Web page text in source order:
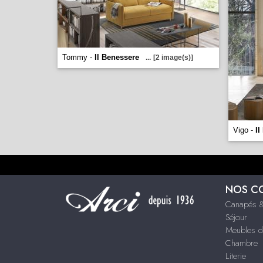
Tommy - Il Benessere ... [2 image(s)]
Vigo -
NOS
Canapés
Séjour
Meubles
Chambre
Literie